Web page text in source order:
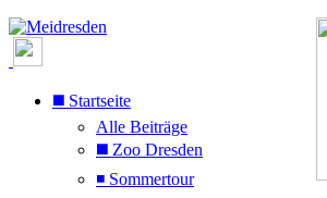
◼️ Startseite
Alle Beiträge
◼️ Zoo Dresden
◾ Sommertour